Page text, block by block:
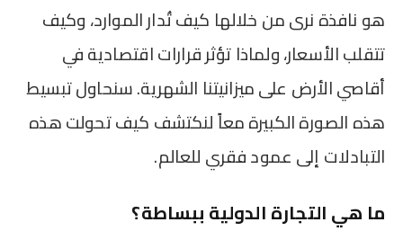
هو نافذة نرى من خلالها كيف تُدار الموارد، وكيف
تتقلب الأسعار، ولماذا تؤثر قرارات اقتصادية في
أقاصي الأرض على ميزانيتنا الشهرية. سنحاول تبسيط
هذه الصورة الكبيرة معاً لنكتشف كيف تحولت هذه
التبادلات إلى عمود فقري للعالم.
ما هي التجارة الدولية ببساطة؟